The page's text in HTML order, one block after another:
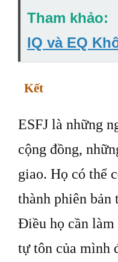
Tham khảo:
IQ và EQ
Kết
ESFJ là những
cộng đồng,
giao. Họ có thể
thành phiên
Điều họ cần
tự tôn của mình